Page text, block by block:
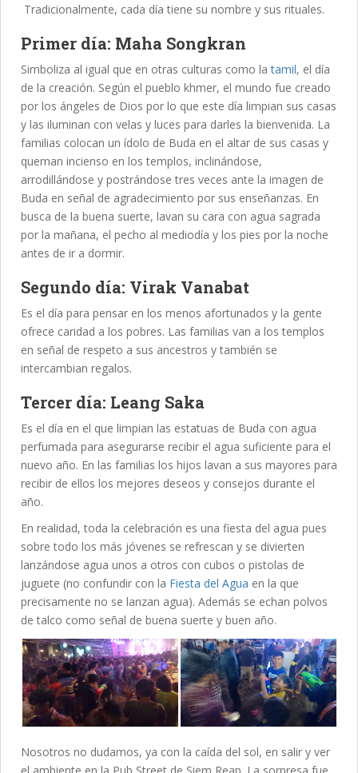
Tradicionalmente, cada día tiene su nombre y sus rituales.
Primer día: Maha Songkran
Simboliza al igual que en otras culturas como latamil, el día
de la creación. Según el pueblo khmer, el mundo fue creado
por los ángeles de Dios por lo que este día limpian sus casas
y las iluminan con velas y luces para darles la bienvenida. La
familias colocan un ídolo de Buda en el altar de sus casas y
queman incienso en los templos, inclinándose,
arrodillándose y postrándose tres veces ante la imagen de
Buda en señal de agradecimiento por sus enseñanzas. En
busca de la buena suerte, lavan su cara con agua sagrada
por la mañana, el pecho al mediodía y los pies por la noche
antes de ir a dormir.
Segundo día: Virak Vanabat
Es el día para pensar en los menos afortunados y la gente
ofrece caridad a los pobres. Las familias van a los templos
en señal de respeto a sus ancestros y también se
intercambian regalos.
Tercer día: Leang Saka
Es el día en el que limpian las estatuas de Buda con agua
perfumada para asegurarse recibir el agua suficiente para el
nuevo año. En las familias los hijos lavan a sus mayores para
recibir de ellos los mejores deseos y consejos durante el
año.
En realidad, toda la celebración es una fiesta del agua pues
sobre todo los más jóvenes se refrescan y se divierten
lanzándose agua unos a otros con cubos o pistolas de
juguete (no confundir con la Fiesta del Agua en la que
precisamente no se lanzan agua). Además se echan polvos
de talco como señal de buena suerte y buen año.
Nosotros no dudamos, ya con la caída del sol, en salir y ver
el ambiente en la Pub Street de Siem Reap. La sorpresa fue